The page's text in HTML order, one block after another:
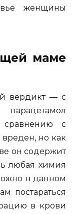
женщины
маме
вердикт — с
с
но как
он содержит
любая химия
в данном
постараться
в крови